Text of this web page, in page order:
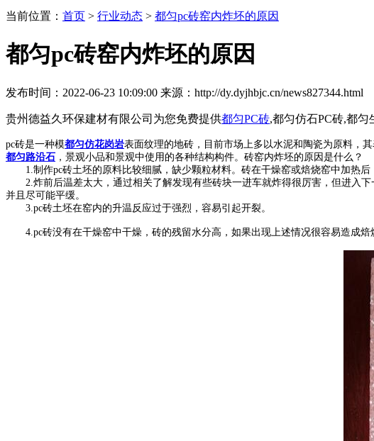
当前位置： 首页 > 行业动态 > 都匀pc砖窑内炸坯的原因
都匀pc砖窑内炸坯的原因
发布时间：2022-06-23 10:09:00 来源：http://dy.dyjhbjc.cn/news827344.html
贵州德益久环保建材有限公司为您免费提供都匀PC砖,都匀仿石PC砖,都匀
pc砖是一种模都匀仿花岗岩表面纹理的地砖，目前市场上多以水泥和陶瓷为原料，
都匀路沿石 ，景观小品和景观中使用的各种结构构件。砖窑内炸坯的原因是什么？
1.制作pc砖土坯的原料比较细腻，缺少颗粒材料。砖在干燥窑或焙烧窑中加热后
2.炸前后温差太大，通过相关了解发现有些砖块一进车就炸得很厉害，但进入下
并且尽可能平缓。
3.pc砖土坯在窑内的升温反应过于强烈，容易引起开裂。
4.pc砖没有在干燥窑中干燥，砖的残留水分高，如果出现上述情况很容易造成焙